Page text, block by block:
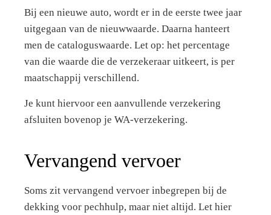
Bij een nieuwe auto, wordt er in de eerste twee jaar
uitgegaan van de nieuwwaarde. Daarna hanteert
men de cataloguswaarde. Let op: het percentage
van die waarde die de verzekeraar uitkeert, is per
maatschappij verschillend.
Je kunt hiervoor een aanvullende verzekering
afsluiten bovenop je WA-verzekering.
Vervangend vervoer
Soms zit vervangend vervoer inbegrepen bij de
dekking voor pechhulp, maar niet altijd. Let hier